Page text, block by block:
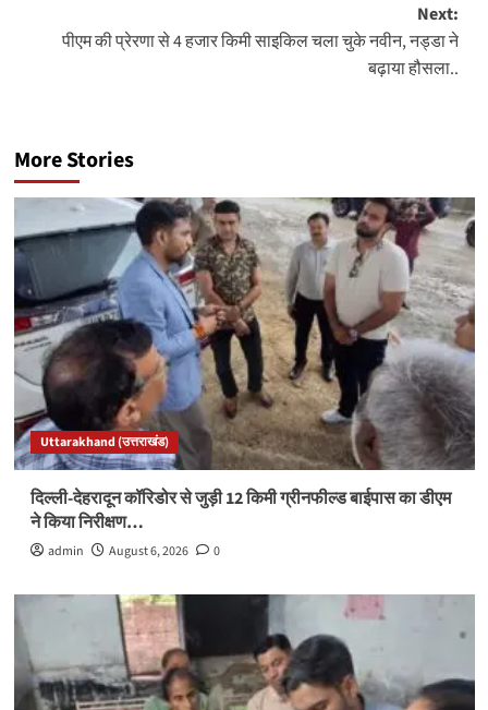
Next:
पीएम की प्रेरणा से 4 हजार किमी साइकिल चला चुके नवीन, नड्डा ने
बढ़ाया हौसला..
More Stories
Uttarakhand (उत्तराखंड)
दिल्ली-देहरादून कॉरिडोर से जुड़ी 12 किमी ग्रीनफील्ड बाईपास का डीएम
ने किया निरीक्षण…
admin August 6, 2026 0